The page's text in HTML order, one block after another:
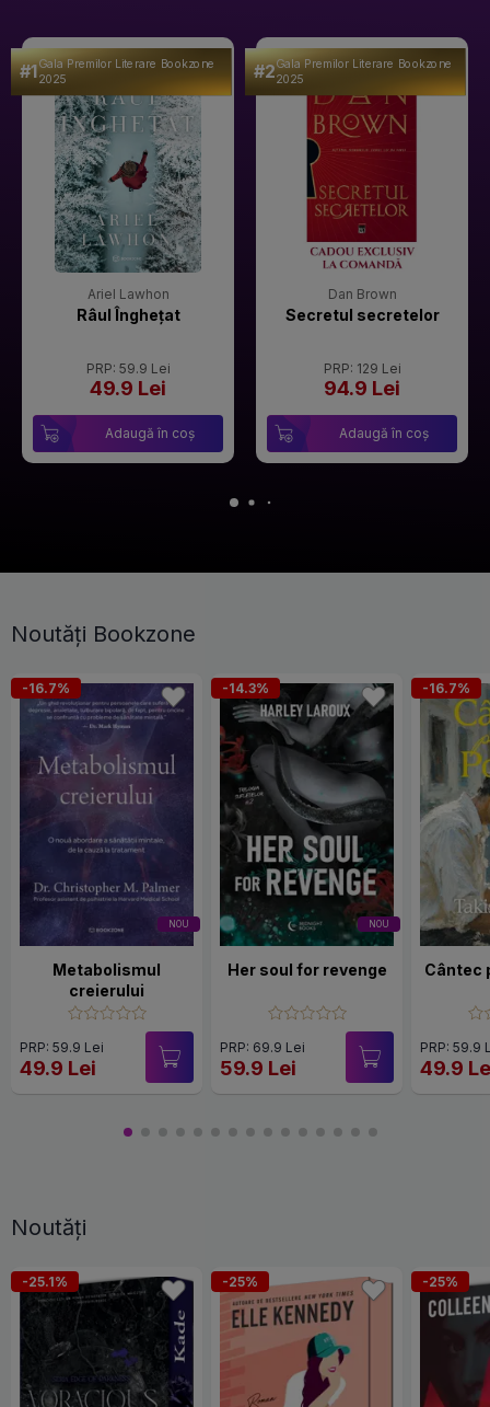
#1Gala Premilor Literare Bookzone
2025
Ariel Lawhon
Râul Înghețat
PRP: 59.9 Lei
49.9 Lei
Adaugă în coș
#2Gala Premilor Literare Bookzone
2025
Dan Brown
Secretul secretelor
PRP: 129 Lei
94.9 Lei
Adaugă în coș
Noutăți Bookzone
NOU
-16.7%
Metabolismul
creierului
PRP: 59.9 Lei
49.9 Lei
NOU
-14.3%
Her soul for revenge
PRP: 69.9 Lei
59.9 Lei
-16.7%
Cântec
PRP: 59.9
49.9
Noutăți
-25.1% -25% -25%